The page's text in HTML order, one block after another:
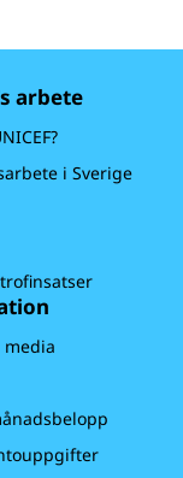
arbete
i Sverige
media